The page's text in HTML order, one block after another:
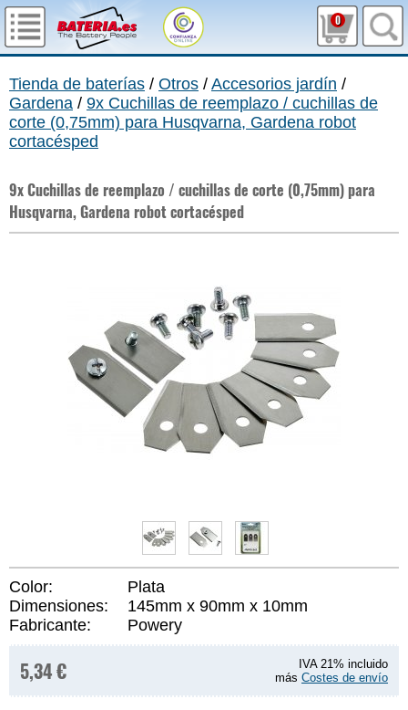
0
Tienda de baterías / Otros / Accesorios jardín /
Gardena / 9x Cuchillas de reemplazo / cuchillas de
corte (0,75mm) para Husqvarna, Gardena robot
cortacésped
9x Cuchillas de reemplazo / cuchillas de corte (0,75mm) para
Husqvarna, Gardena robot cortacésped
Color:
Plata
Dimensiones:
145mm x 90mm x 10mm
Fabricante:
Powery
5,34 €
IVA 21% incluido
más Costes de envío